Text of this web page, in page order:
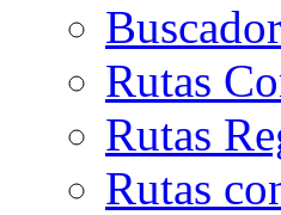
Rutas
Rutas
Rutas